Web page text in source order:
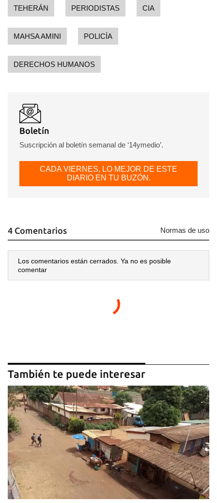
TEHERÁN PERIODISTAS CIA
MAHSA AMINI POLICÍA
DERECHOS HUMANOS
Boletín
Suscripción al boletín semanal de ‘14ymedio’.
CADA VIERNES, LO MEJOR DE ESTE
DIARIO EN TU BUZÓN.
4 Comentarios Normas de uso
Los comentarios están cerrados. Ya no es posible
comentar
También te puede interesar